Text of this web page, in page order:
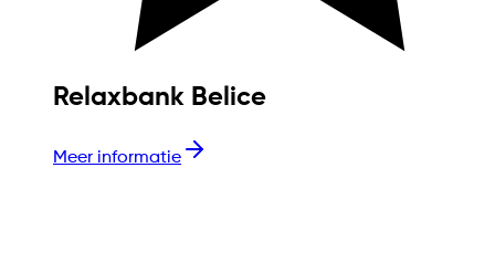
Relaxbank Belice
Meer informatie